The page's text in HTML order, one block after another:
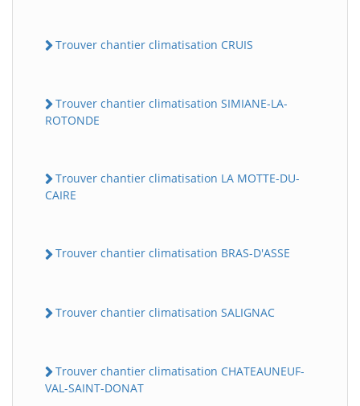
Trouver chantier climatisation CRUIS
Trouver chantier climatisation SIMIANE-LA-
ROTONDE
Trouver chantier climatisation LA MOTTE-DU-
CAIRE
Trouver chantier climatisation BRAS-D'ASSE
Trouver chantier climatisation SALIGNAC
Trouver chantier climatisation CHATEAUNEUF-
VAL-SAINT-DONAT